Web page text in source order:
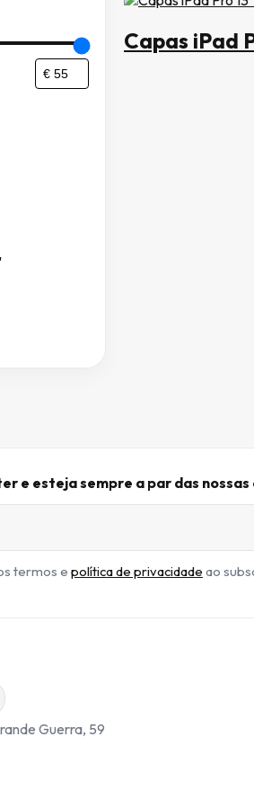
Capas iPad
e esteja sempre a par das
termos e política de privacidade ao
Guerra, 59